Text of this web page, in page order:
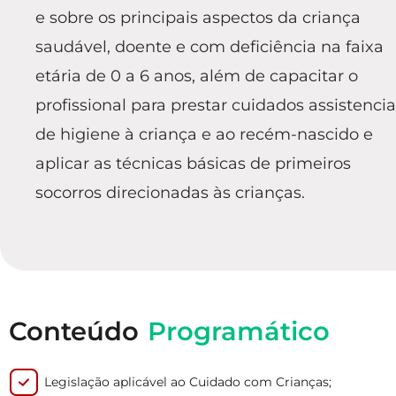
e sobre os principais aspectos da criança
saudável, doente e com deficiência na faixa
etária de 0 a 6 anos, além de capacitar o
profissional para prestar cuidados
de higiene à criança e ao recém-nascido e
aplicar as técnicas básicas de primeiros
socorros direcionadas às crianças.
Conteúdo Programático
Legislação aplicável ao Cuidado com Crianças;